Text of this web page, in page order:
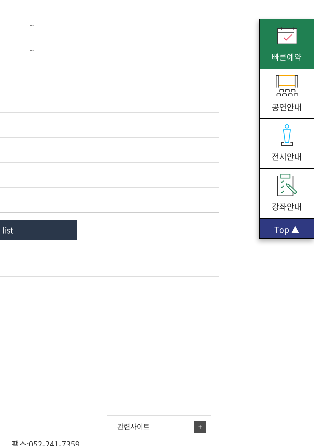
빠른예약
공연안내
전시안내
강좌안내
Top ▲
~
~
list
팩스:052-241-7359
관련사이트